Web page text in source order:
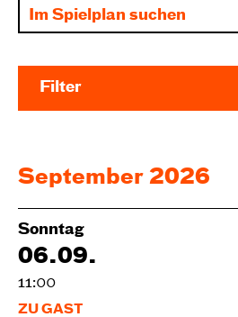
Filter
September 2026
Sonntag
06.09.
11:00
ZU GAST